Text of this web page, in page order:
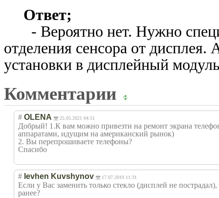
Ответ;
- Вероятно нет. Нужно
отделения сенсора от
установки в дисплейный
Комментарии
# OLENA 25.05.2021 04:51
Добрый! 1.К вам можно привезти на ремонт экрана
аппаратами, идущим на американский рынок)
2. Вы перепрошиваете телефоны?
Спасибо
# Ievhen Kuvshynov 17.07.2019 11:31
Если у Вас заменить только стекло (дисплей не
ранее?